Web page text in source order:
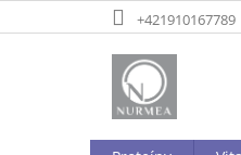
na
+421910167789